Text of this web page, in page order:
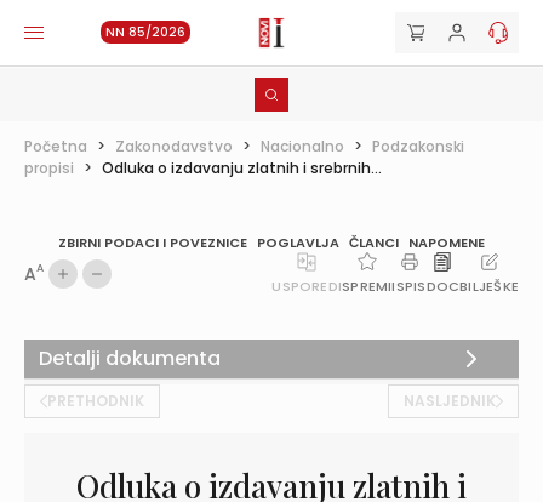
NN 85/2026
Početna > Zakonodavstvo > Nacionalno > Podzakonski
propisi > Odluka o izdavanju zlatnih i srebrnih...
ZBIRNI PODACI I POVEZNICE POGLAVLJA ČLANCI NAPOMENE
AA
USPOREDISPREMIISPISDOCBILJEŠKE
PRETHODNIK NASLJEDNIK
Odluka o izdavanju zlatnih i
Detalji dokumenta